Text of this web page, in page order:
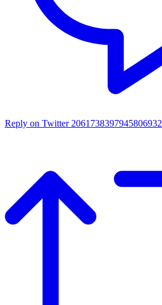
Reply on Twitter 2061738397945806932